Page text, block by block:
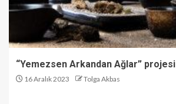
“Yemezsen Arkandan Ağlar” projesi
16 Aralık 2023 Tolga Akbas